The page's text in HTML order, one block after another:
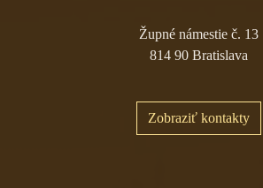
Župné námestie č. 13
814 90 Bratislava
Zobraziť kontakty